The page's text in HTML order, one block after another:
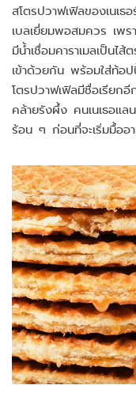
สโตรปวาฟเฟิลของเนเ
เบลเยี่ยมพอสมควร เพร
มีน้ำเชื่อมคาราเมลเป็น
เข้าด้วยกัน พร้อมใส่ท้อ
โตรปวาฟเฟิลมีชื่อเรียก
คล้ายรังผึ้ง คนเนเธอแ
ร้อน ๆ ก่อนที่จะเริ่มมื้ออา